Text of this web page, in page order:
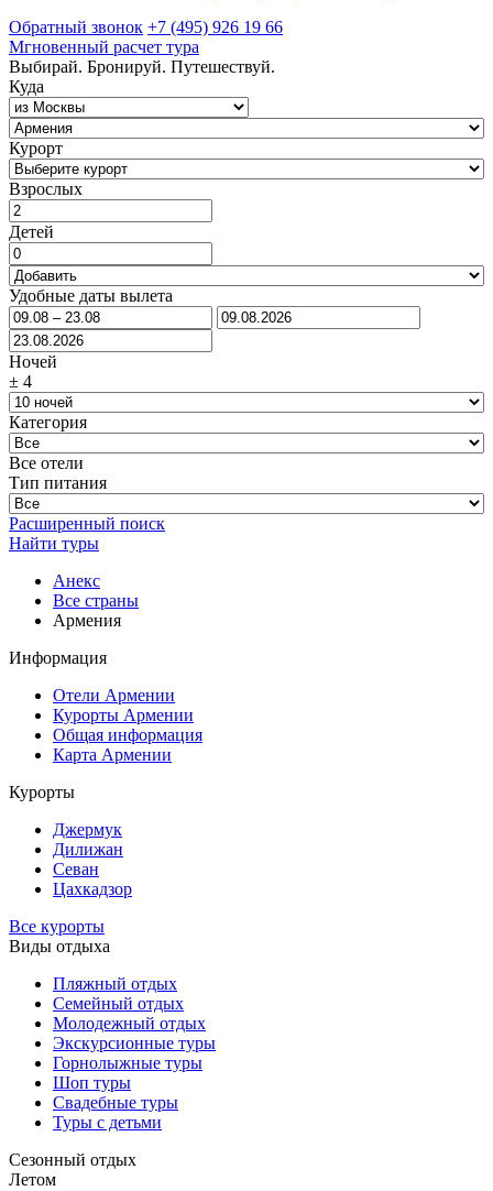
Обратный звонок +7 (495) 926 19 66
Мгновенный расчет тура
Выбирай. Бронируй. Путешествуй.
Куда
Курорт
Взрослых
Детей
Удобные даты вылета
Ночей
± 4
Категория
Все отели
Тип питания
Расширенный поиск
Найти туры
Анекс
Все страны
Армения
Информация
Отели Армении
Курорты Армении
Общая информация
Карта Армении
Курорты
Джермук
Дилижан
Севан
Цахкадзор
Все курорты
Виды отдыха
Пляжный отдых
Семейный отдых
Молодежный отдых
Экскурсионные туры
Горнолыжные туры
Шоп туры
Свадебные туры
Туры с детьми
Сезонный отдых
Летом